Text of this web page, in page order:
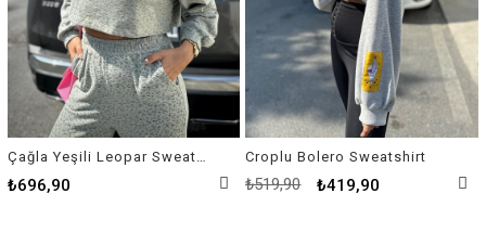
₺696,90
Croplu Bolero Sweatshirt
₺419,90
₺519,90